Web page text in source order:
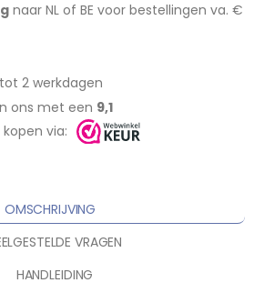
naar NL of BE voor bestellingen va. €
2 werkdagen
ons met een 9,1
via:
OMSCHRIJVING
VRAGEN
HANDLEIDING